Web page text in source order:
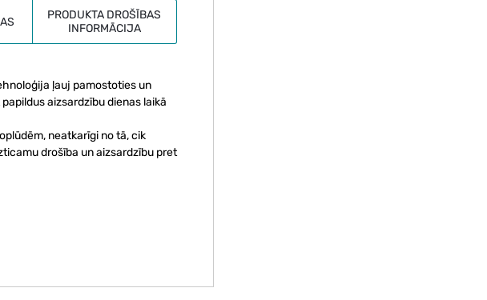
PRODUKTA DROŠĪBAS
INFORMĀCIJA
ļauj pamostoties un
aizsardzību dienas laikā
neatkarīgi no tā, cik
drošība un aizsardzību pret